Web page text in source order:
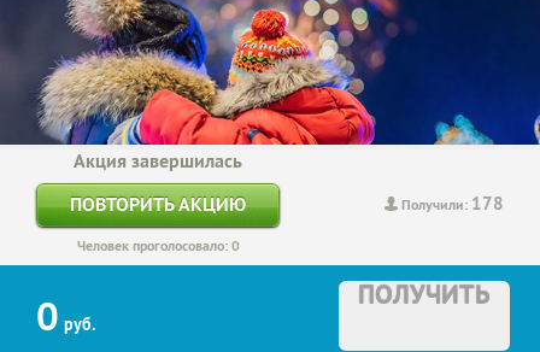
Получили: 178
Акция завершилась
ПОВТОРИТЬ АКЦИЮ
Человек проголосовало: 0
0 руб.
ПОЛУЧИТЬ